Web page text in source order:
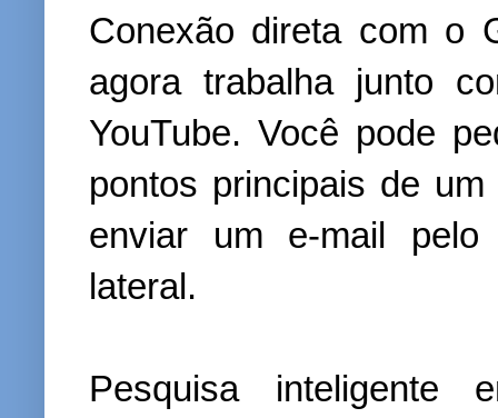
Conexão direta com o
agora trabalha junto
YouTube. Você pode
pontos principais de
enviar um e-mail pelo
lateral.
Pesquisa